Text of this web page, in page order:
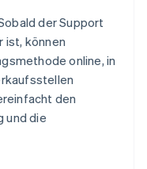
der Support
ist, können
online, in
den
und die